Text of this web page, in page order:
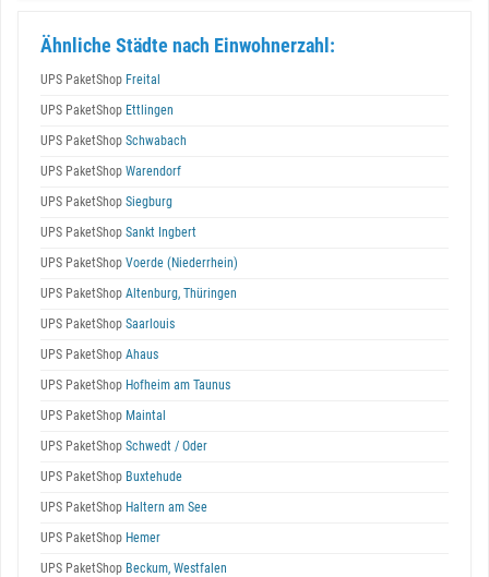
Ähnliche Städte nach Einwohnerzahl:
UPS PaketShop Freital
UPS PaketShop Ettlingen
UPS PaketShop Schwabach
UPS PaketShop Warendorf
UPS PaketShop Siegburg
UPS PaketShop Sankt Ingbert
UPS PaketShop Voerde (Niederrhein)
UPS PaketShop Altenburg, Thüringen
UPS PaketShop Saarlouis
UPS PaketShop Ahaus
UPS PaketShop Hofheim am Taunus
UPS PaketShop Maintal
UPS PaketShop Schwedt / Oder
UPS PaketShop Buxtehude
UPS PaketShop Haltern am See
UPS PaketShop Hemer
UPS PaketShop Beckum, Westfalen